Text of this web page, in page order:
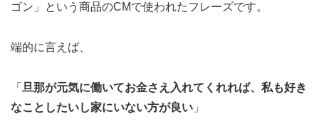
ゴン」という商品のCMで使われたフレーズです。
端的に言えば、
「 旦那が元気に働いてお金さえ入れてくれれば、私も好き
なことしたいし家にいない方が良い 」